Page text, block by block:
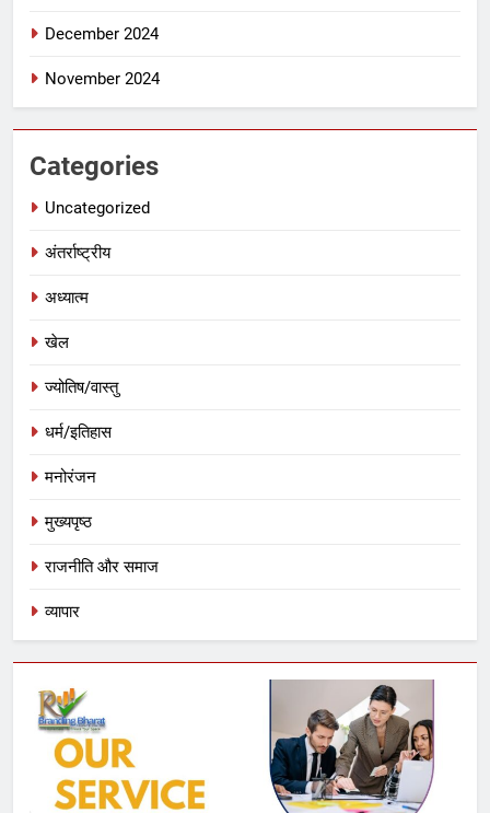
December 2024
November 2024
Categories
Uncategorized
अंतर्राष्ट्रीय
अध्यात्म
खेल
ज्योतिष/वास्तु
धर्म/इतिहास
मनोरंजन
मुख्यपृष्ठ
राजनीति और समाज
व्यापार